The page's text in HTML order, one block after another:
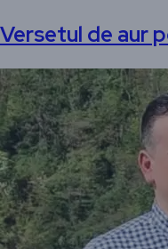
Versetul de aur